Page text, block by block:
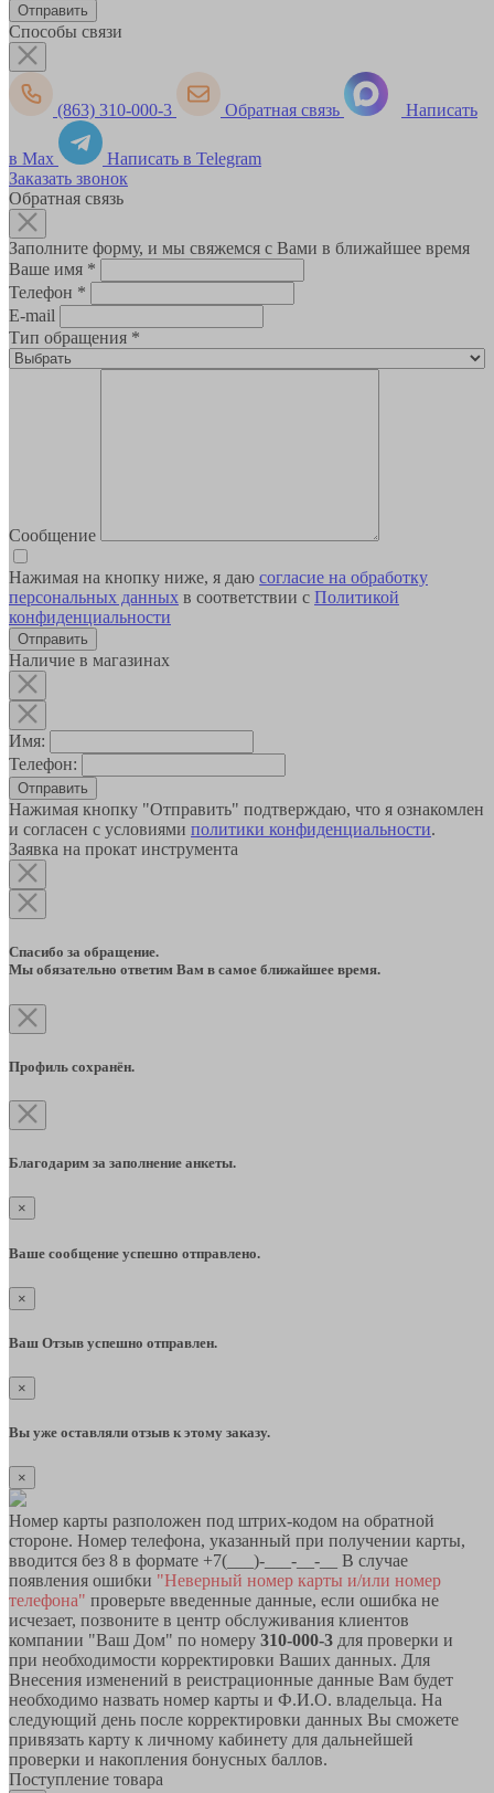
Способы связи
(863) 310-000-3 Обратная связь Написать
в Max
Написать в Telegram
Заказать звонок
Обратная связь
Заполните форму, и мы свяжемся с Вами в ближайшее время
Ваше имя *
Телефон *
E-mail
Тип обращения *
Сообщение
Нажимая на кнопку ниже, я даю согласие на обработку
персональных данных в соответствии с Политикой
конфиденциальности
Наличие в магазинах
Имя:
Телефон:
Отправить
Нажимая кнопку "Отправить" подтверждаю, что я ознакомлен
и согласен с условиями политики конфиденциальности.
Заявка на прокат инструмента
Спасибо за обращение.
Мы обязательно ответим Вам в самое ближайшее время.
Профиль сохранён.
Благодарим за заполнение анкеты.
×
Ваше сообщение успешно отправлено.
×
Ваш Отзыв успешно отправлен.
×
Вы уже оставляли отзыв к этому заказу.
×
Номер карты разположен под штрих-кодом на обратной
стороне. Номер телефона, указанный при получении карты,
вводится без 8 в формате +7(___)-___-__-__ В случае
появления ошибки "Неверный номер карты и/или номер
телефона" проверьте введенные данные, если ошибка не
исчезает, позвоните в центр обслуживания клиентов
компании "Ваш Дом" по номеру 310-000-3 для проверки и
при необходимости корректировки Ваших данных. Для
Внесения изменений в реистрационные данные Вам будет
необходимо назвать номер карты и Ф.И.О. владельца. На
следующий день после корректировки данных Вы сможете
привязать карту к личному кабинету для дальнейшей
проверки и накопления бонусных баллов.
Поступление товара